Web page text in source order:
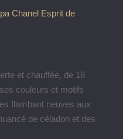
et chauffée, de 18
couleurs et motifs
flambant neuves aux
de céladon et des